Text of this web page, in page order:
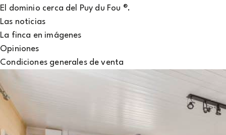
El dominio cerca del Puy du Fou ®.
Las noticias
La finca en imágenes
Opiniones
Condiciones generales de venta